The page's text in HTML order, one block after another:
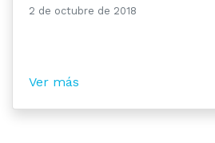
2 de octubre de 2018
Ver más